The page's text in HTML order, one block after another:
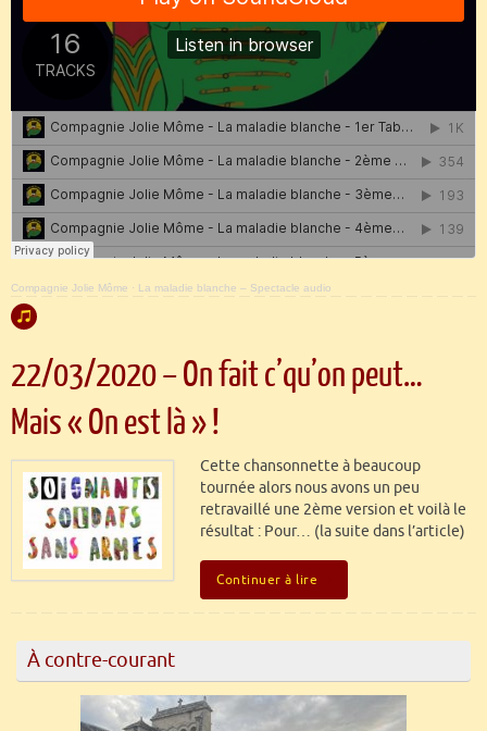
Compagnie Jolie Môme · La maladie blanche – Spectacle audio
22/03/2020 – On fait c’qu’on peut…
Mais « On est là » !
Cette chansonnette à beaucoup
tournée alors nous avons un peu
retravaillé une 2ème version et voilà le
résultat : Pour… (la suite dans l’article)
Continuer à lire
À contre-courant